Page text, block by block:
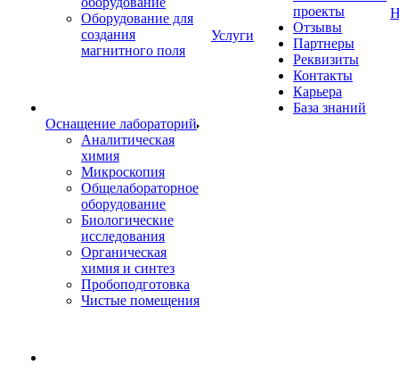
Оборудование для
создания
магнитного поля
Оснащение лабораторий
Аналитическая
химия
Микроскопия
Общелабораторное
оборудование
Биологические
исследования
Органическая
химия и синтез
Пробоподготовка
Чистые помещения
Услуги
проекты
Отзывы
Партнеры
Реквизиты
Контакты
Карьера
База знаний